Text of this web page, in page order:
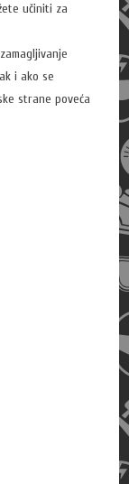
učiniti za
i ako se
strane poveća